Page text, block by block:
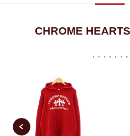
CHROME